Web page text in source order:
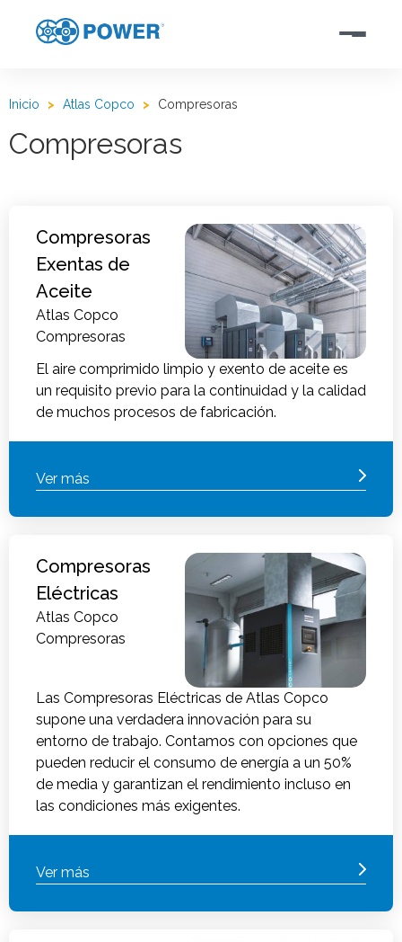
Inicio > Atlas Copco > Compresoras
Compresoras
Compresoras
Exentas de
Aceite
Atlas Copco
Compresoras
El aire comprimido limpio y exento de aceite es
un requisito previo para la continuidad y la calidad
de muchos procesos de fabricación.
Ver más
Compresoras
Eléctricas
Atlas Copco
Compresoras
Las Compresoras Eléctricas de Atlas Copco
supone una verdadera innovación para su
entorno de trabajo. Contamos con opciones que
pueden reducir el consumo de energía a un 50%
de media y garantizan el rendimiento incluso en
las condiciones más exigentes.
Ver más